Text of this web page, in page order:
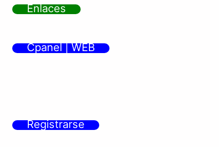
Enlaces
Cpanel | WEB
Registrarse